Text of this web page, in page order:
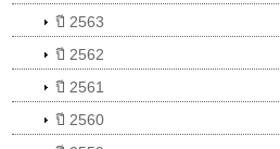
ปี 2563
ปี 2562
ปี 2561
ปี 2560